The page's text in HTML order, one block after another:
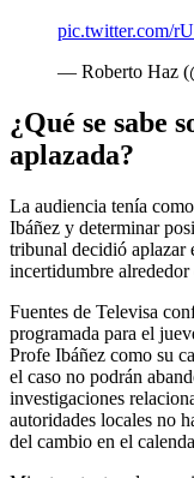
pic.twitter.com/
— Roberto Haz
¿Qué se sabe
aplazada?
La audiencia tenía
Ibáñez y determinar
tribunal decidió aplazar
incertidumbre alrededor
Fuentes de Televisa
programada para el
Profe Ibáñez como su
el caso no podrán
investigaciones
autoridades locales no
del cambio en el